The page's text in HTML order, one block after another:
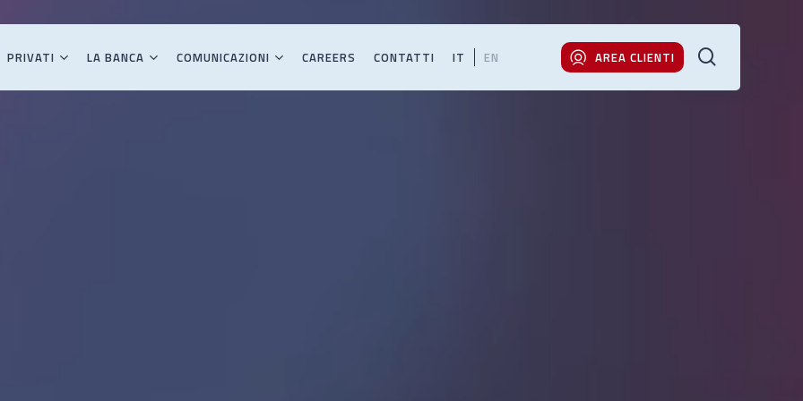
PRIVATI LA BANCA COMUNICAZIONI CAREERS CONTATTI IT EN AREA CLIENTI